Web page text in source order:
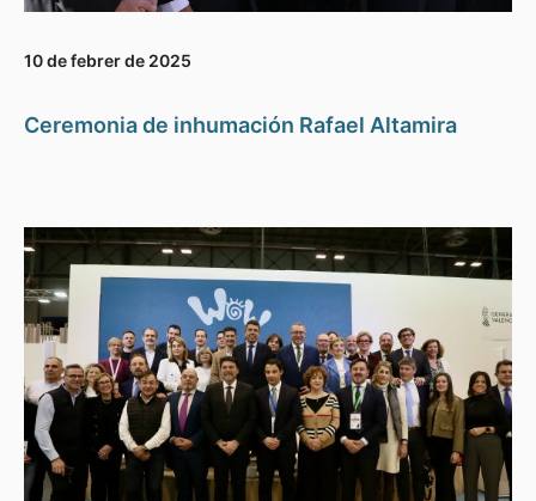
10 de febrer de 2025
Ceremonia de inhumación Rafael Altamira